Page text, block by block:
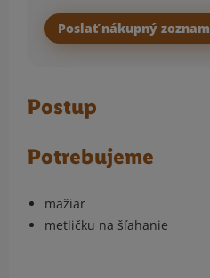
Poslať nákupný zoznam
Postup
Potrebujeme
mažiar
metličku na šľahanie